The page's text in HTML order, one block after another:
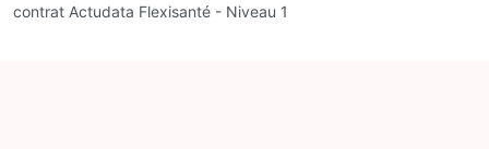
contrat Actudata Flexisanté - Niveau 1